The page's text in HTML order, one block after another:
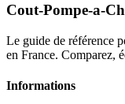
Cout-Pompe-a-
Le guide de référence
en France. Comparez,
Informations